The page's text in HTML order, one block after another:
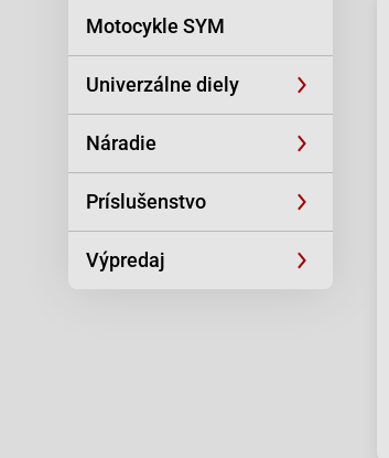
Motocykle SYM
Univerzálne diely
Náradie
Príslušenstvo
Výpredaj